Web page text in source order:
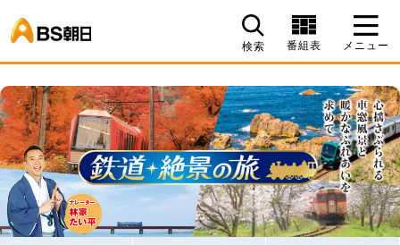
検索 番組表 メニュー